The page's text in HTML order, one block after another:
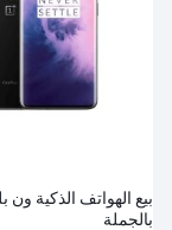
بالجملة